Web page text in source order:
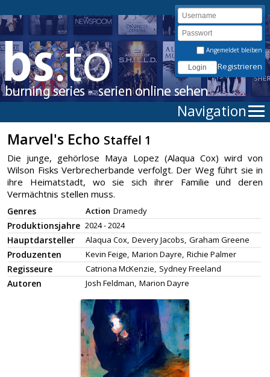
Angemeldet bleiben
Registrieren
Navigation
Marvel's Echo Staffel 1
Die junge, gehörlose Maya Lopez (Alaqua Cox) wird von
Wilson Fisks Verbrecherbande verfolgt. Der Weg führt sie in
ihre Heimatstadt, wo sie sich ihrer Familie und deren
Vermächtnis stellen muss.
Genres Action Dramedy
Produktionsjahre 2024 - 2024
Hauptdarsteller Alaqua Cox, Devery Jacobs, Graham Greene
Produzenten Kevin Feige, Marion Dayre, Richie Palmer
Regisseure Catriona McKenzie, Sydney Freeland
Autoren Josh Feldman, Marion Dayre